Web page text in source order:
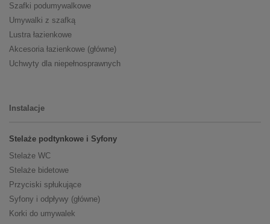
Szafki podumywalkowe
Umywalki z szafką
Lustra łazienkowe
Akcesoria łazienkowe (główne)
Uchwyty dla niepełnosprawnych
Instalacje
Stelaże podtynkowe i Syfony
Stelaże WC
Stelaże bidetowe
Przyciski spłukujące
Syfony i odpływy (główne)
Korki do umywalek